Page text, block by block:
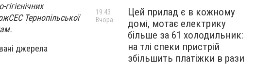
Тернопільської
джерела
Цей прилад є в кожному
домі, мотає електрику
більше за 61 холодильник:
на тлі спеки пристрій
збільшить платіжки в рази
19:43
Вчора